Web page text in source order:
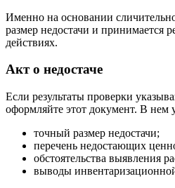
Именно на основании
размер недостачи и принимается
действиях.
Акт о недостаче
Если результаты проверки
оформляйте этот документ. В нем
точный размер недостачи;
перечень недостающих
обстоятельства выявления
выводы